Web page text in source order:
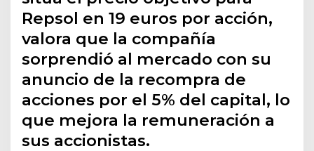
Repsol en 19 euros por acción,
valora que la compañía
sorprendió al mercado con su
anuncio de la recompra de
acciones por el 5% del capital, lo
que mejora la remuneración a
sus accionistas.